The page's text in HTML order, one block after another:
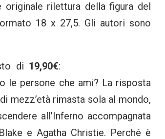
originale rilettura della figura del
18 x 27,5. Gli autori sono
di 19,90€:
le persone che ami? La risposta
mezz’età rimasta sola al mondo,
all’Inferno accompagnata
e Agatha Christie. Perché è